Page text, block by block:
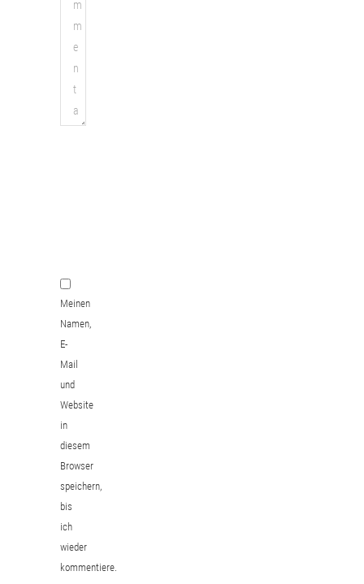
Meinen
Namen,
E-
Mail
und
Website
in
diesem
Browser
speichern,
bis
ich
wieder
kommentiere.